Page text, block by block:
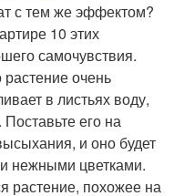
с тем же эффектом?
10 этих
самочувствия.
очень
в листьях воду,
его на
и оно будет
нежными цветками.
растение, похожее на